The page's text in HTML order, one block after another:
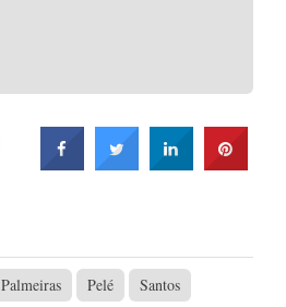
Palmeiras Pelé Santos